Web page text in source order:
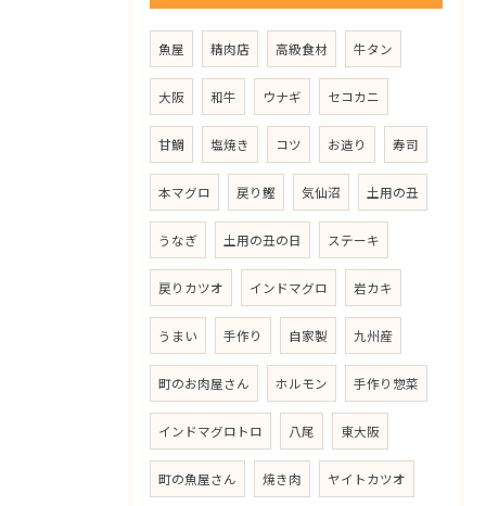
魚屋 精肉店 高級食材 牛タン
大阪 和牛 ウナギ セコカニ
甘鯛 塩焼き コツ お造り 寿司
本マグロ 戻り鰹 気仙沼 土用の丑
うなぎ 土用の丑の日 ステーキ
戻りカツオ インドマグロ 岩カキ
うまい 手作り 自家製 九州産
町のお肉屋さん ホルモン 手作り惣菜
インドマグロトロ 八尾 東大阪
町の魚屋さん 焼き肉 ヤイトカツオ